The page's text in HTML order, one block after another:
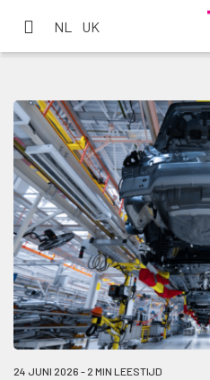
NL UK
24 JUNI 2026 - 2 MIN LEESTIJD